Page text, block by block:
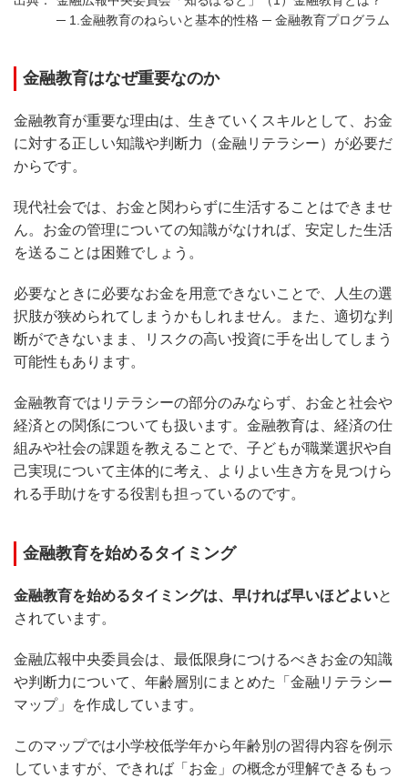
─ 1.金融教育のねらいと基本的性格 ─ 金融教育プログラム
金融教育はなぜ重要なのか
金融教育が重要な理由は、生きていくスキルとして、お金
に対する正しい知識や判断力（金融リテラシー）が必要だ
からです。
現代社会では、お金と関わらずに生活することはできませ
ん。お金の管理についての知識がなければ、安定した生活
を送ることは困難でしょう。
必要なときに必要なお金を用意できないことで、人生の選
択肢が狭められてしまうかもしれません。また、適切な判
断ができないまま、リスクの高い投資に手を出してしまう
可能性もあります。
金融教育ではリテラシーの部分のみならず、お金と社会や
経済との関係についても扱います。金融教育は、経済の仕
組みや社会の課題を教えることで、子どもが職業選択や自
己実現について主体的に考え、よりよい生き方を見つけら
れる手助けをする役割も担っているのです。
金融教育を始めるタイミング
金融教育を始めるタイミングは、早ければ早いほどよいと
されています。
金融広報中央委員会は、最低限身につけるべきお金の知識
や判断力について、年齢層別にまとめた「金融リテラシー
マップ」を作成しています。
このマップでは小学校低学年から年齢別の習得内容を例示
していますが、できれば「お金」の概念が理解できるもっ